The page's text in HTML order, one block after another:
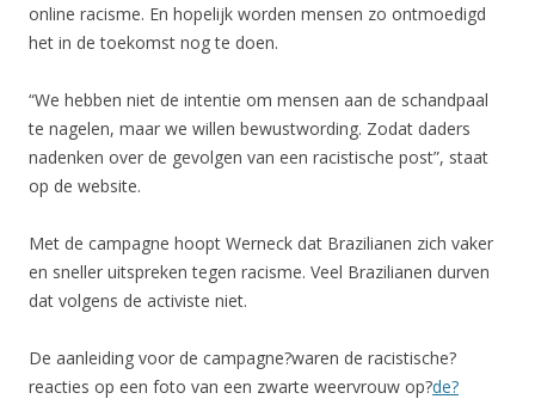
online racisme. En hopelijk worden mensen zo ontmoedigd
het in de toekomst nog te doen.
“We hebben niet de intentie om mensen aan de schandpaal
te nagelen, maar we willen bewustwording. Zodat daders
nadenken over de gevolgen van een racistische post”, staat
op de website.
Met de campagne hoopt Werneck dat Brazilianen zich vaker
en sneller uitspreken tegen racisme. Veel Brazilianen durven
dat volgens de activiste niet.
De aanleiding voor de campagne?waren de racistische?
reacties op een foto van een zwarte weervrouw op?de?